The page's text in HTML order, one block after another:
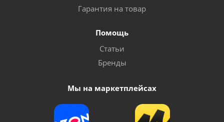
Гарантия на товар
Помощь
Статьи
Бренды
Мы на маркетплейсах